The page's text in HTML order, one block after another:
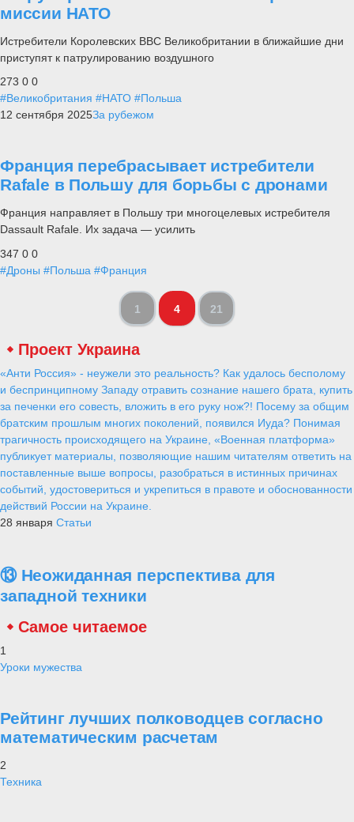
миссии НАТО
Истребители Королевских ВВС Великобритании в ближайшие дни
приступят к патрулированию воздушного
273 0 0
#Великобритания #НАТО #Польша
12 сентября 2025За рубежом
Франция перебрасывает истребители
Rafale в Польшу для борьбы с дронами
Франция направляет в Польшу три многоцелевых истребителя
Dassault Rafale. Их задача — усилить
347 0 0
#Дроны #Польша #Франция
1 4 21
Проект Украина
«Анти Россия» - неужели это реальность? Как удалось бесполому
и беспринципному Западу отравить сознание нашего брата, купить
за печенки его совесть, вложить в его руку нож?! Посему за общим
братским прошлым многих поколений, появился Иуда? Понимая
трагичность происходящего на Украине, «Военная платформа»
публикует материалы, позволяющие нашим читателям ответить на
поставленные выше вопросы, разобраться в истинных причинах
событий, удостовериться и укрепиться в правоте и обоснованности
действий России на Украине.
28 января Статьи
⑬ Неожиданная перспектива для
западной техники
Самое читаемое
1
Уроки мужества
Рейтинг лучших полководцев согласно
математическим расчетам
2
Техника